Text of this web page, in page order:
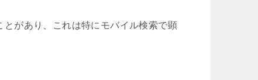
があり、これは特にモバイル検索で顕